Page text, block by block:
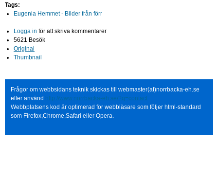
Tags:
Eugenia Hemmet - Bilder från förr
Logga in för att skriva kommentarer
5621 Besök
Original
Thumbnail
Frågor om webbsidans teknik skickas till webmaster(at)norrbacka-eh.se
eller använd http://www.norrbacka-eh.se/?q=contact
Webbplatsens kod är optimerad för webbläsare som följer html-standard
som Firefox,Chrome,Safari eller Opera.